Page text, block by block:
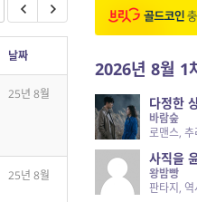
날짜
25년 8월
25년 8월
다정한
바람숲
로맨스,
사직을
왕밤빵
판타지, 역